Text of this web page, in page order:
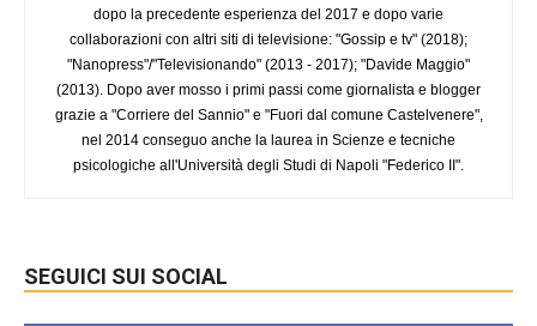
dopo la precedente esperienza del 2017 e dopo varie
collaborazioni con altri siti di televisione: "Gossip e tv" (2018);
"Nanopress"/"Televisionando" (2013 - 2017); "Davide Maggio"
(2013). Dopo aver mosso i primi passi come giornalista e blogger
grazie a "Corriere del Sannio" e "Fuori dal comune Castelvenere",
nel 2014 conseguo anche la laurea in Scienze e tecniche
psicologiche all'Università degli Studi di Napoli "Federico II".
SEGUICI SUI SOCIAL